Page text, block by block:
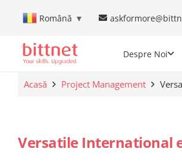
Română ▼
Despre Noi
Acasă Project Management
Versatile International